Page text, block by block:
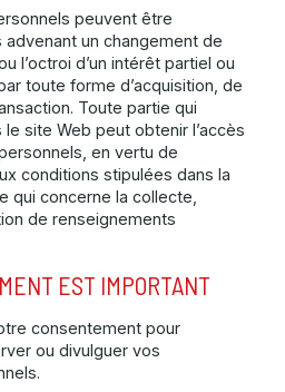
peuvent être
un changement de
l’octroi d’un intérêt partiel ou
toute forme d’acquisition, de
Toute partie qui
site Web peut obtenir l’accès
en vertu de
conditions stipulées dans la
qui concerne la collecte,
de renseignements
EST IMPORTANT
consentement pour
ou divulguer vos